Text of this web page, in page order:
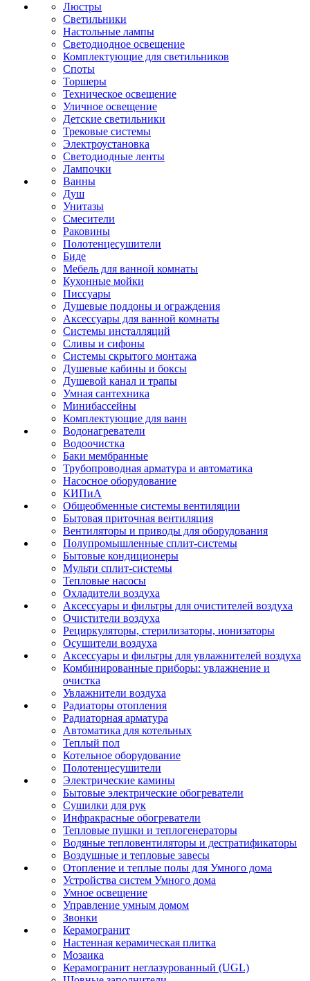
Люстры
Светильники
Настольные лампы
Светодиодное освещение
Комплектующие для светильников
Споты
Торшеры
Техническое освещение
Уличное освещение
Детские светильники
Трековые системы
Электроустановка
Светодиодные ленты
Лампочки
Ванны
Душ
Унитазы
Смесители
Раковины
Полотенцесушители
Биде
Мебель для ванной комнаты
Кухонные мойки
Писсуары
Душевые поддоны и ограждения
Аксессуары для ванной комнаты
Системы инсталляций
Сливы и сифоны
Системы скрытого монтажа
Душевые кабины и боксы
Душевой канал и трапы
Умная сантехника
Минибассейны
Комплектующие для ванн
Водонагреватели
Водоочистка
Баки мембранные
Трубопроводная арматура и автоматика
Насосное оборудование
КИПиА
Общеобменные системы вентиляции
Бытовая приточная вентиляция
Вентиляторы и приводы для оборудования
Полупромышленные сплит-системы
Бытовые кондиционеры
Мульти сплит-системы
Тепловые насосы
Охладители воздуха
Аксессуары и фильтры для очистителей воздуха
Очистители воздуха
Рециркуляторы, стерилизаторы, ионизаторы
Осушители воздуха
Аксессуары и фильтры для увлажнителей воздуха
Комбинированные приборы: увлажнение и
очистка
Увлажнители воздуха
Радиаторы отопления
Радиаторная арматура
Автоматика для котельных
Теплый пол
Котельное оборудование
Полотенцесушители
Электрические камины
Бытовые электрические обогреватели
Сушилки для рук
Инфракрасные обогреватели
Тепловые пушки и теплогенераторы
Водяные тепловентиляторы и дестратификаторы
Воздушные и тепловые завесы
Отопление и теплые полы для Умного дома
Устройства систем Умного дома
Умное освещение
Управление умным домом
Звонки
Керамогранит
Настенная керамическая плитка
Мозаика
Керамогранит неглазурованный (UGL)